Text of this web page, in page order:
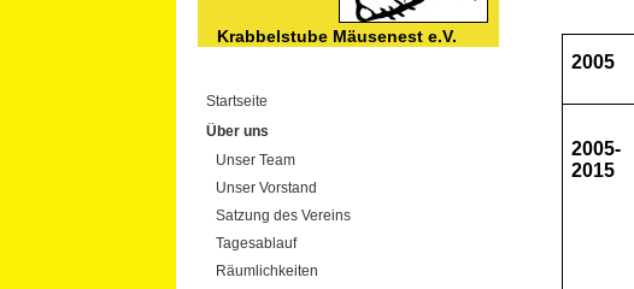
Krabbelstube Mäusenest e.V.
Startseite
Über uns
Unser Team
Unser Vorstand
Satzung des Vereins
Tagesablauf
Räumlichkeiten
2005
2005-
2015